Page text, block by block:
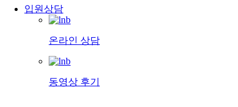
입원상담
온라인 상담
동영상 후기